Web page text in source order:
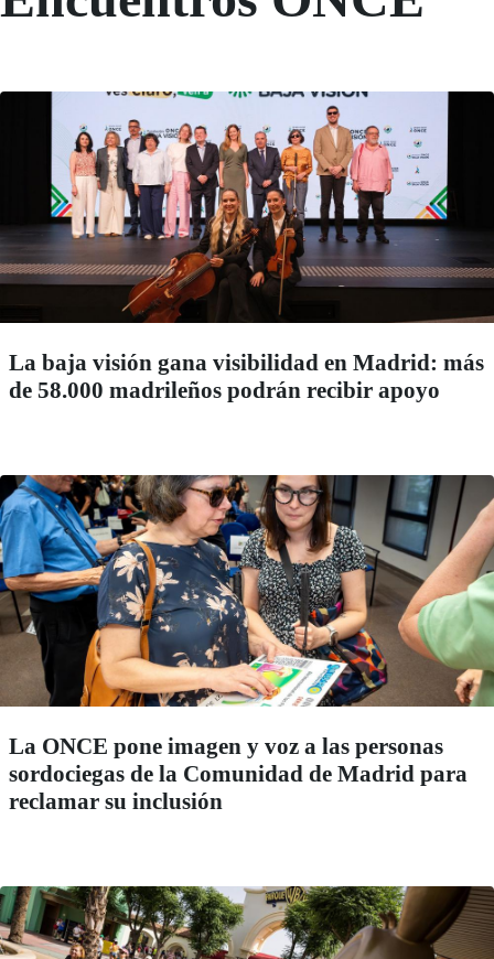
La baja visión gana visibilidad en Madrid: más
de 58.000 madrileños podrán recibir apoyo
La ONCE pone imagen y voz a las personas
sordociegas de la Comunidad de Madrid para
reclamar su inclusión